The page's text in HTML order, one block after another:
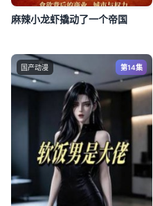
麻辣小龙虾撬动了一个帝国
国产动漫 第14集